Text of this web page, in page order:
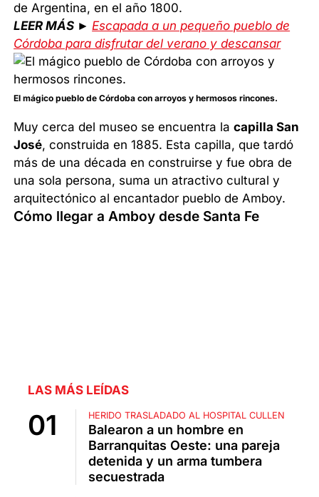
de Argentina, en el año 1800.
LEER MÁS ►Escapada a un pequeño pueblo de
Córdoba para disfrutar del verano y descansar
El mágico pueblo de Córdoba con arroyos y hermosos rincones.
Muy cerca del museo se encuentra lacapilla San
José, construida en 1885. Esta capilla, que tardó
más de una década en construirse y fue obra de
una sola persona, suma un atractivo cultural y
arquitectónico al encantador pueblo de Amboy.
Cómo llegar a Amboy desde Santa Fe
LAS MÁS LEÍDAS
HERIDO TRASLADADO AL HOSPITAL CULLEN
Balearon a un hombre en
Barranquitas Oeste: una pareja
detenida y un arma tumbera
secuestrada